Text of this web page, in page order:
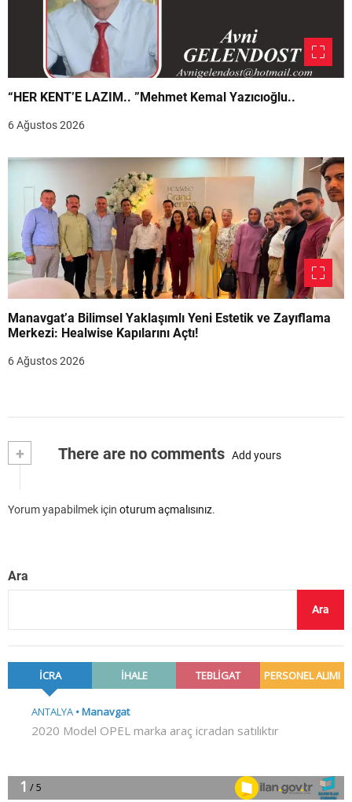
“HER KENT’E LAZIM.. ”Mehmet Kemal Yazıcıoğlu..
6 Ağustos 2026
Manavgat’a Bilimsel Yaklaşımlı Yeni Estetik ve Zayıflama
Merkezi: Healwise Kapılarını Açtı!
6 Ağustos 2026
+ There are no comments Add yours
Yorum yapabilmek için oturum açmalısınız.
Ara
Ara